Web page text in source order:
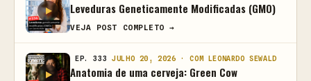
Leveduras Geneticamente Modificadas (GMO)
VEJA POST COMPLETO →
EP. 333 JULHO 20, 2026 · COM LEONARDO SEWALD
Anatomia de uma cerveja: Green Cow